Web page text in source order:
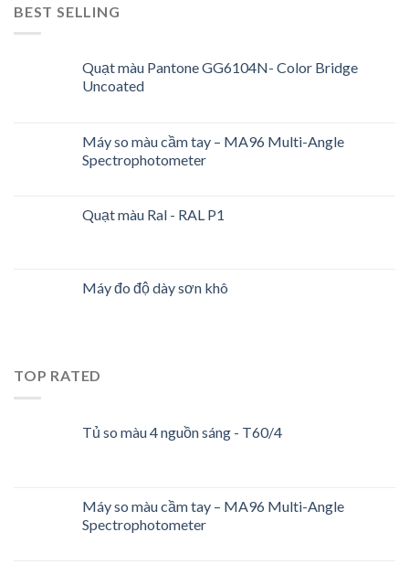
BEST SELLING
Quạt màu Pantone GG6104N- Color Bridge
Uncoated
Máy so màu cầm tay – MA96 Multi-Angle
Spectrophotometer
Quạt màu Ral - RAL P1
Máy đo độ dày sơn khô
TOP RATED
Tủ so màu 4 nguồn sáng - T60/4
Máy so màu cầm tay – MA96 Multi-Angle
Spectrophotometer